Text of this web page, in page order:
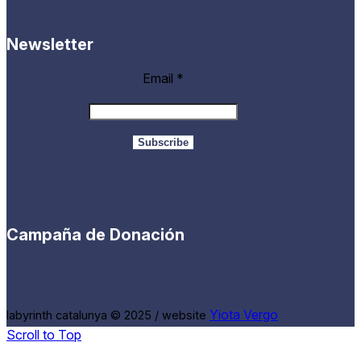
Newsletter
Email *
Campaña de Donación
labyrinth catalunya © 2025 / website Yiota Vergo
Scroll to Top